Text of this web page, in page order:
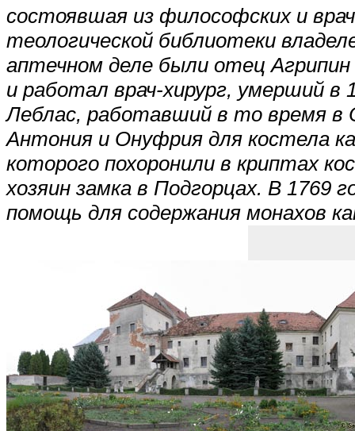
состоявшая из философских и
теологической библиотеки
аптечном деле были отец
и работал врач-хирург, умерший в
Леблас, работавший в то время в
Антония и Онуфрия для костела
которого похоронили в криптах
хозяин замка в Подгорцах. В 1769
помощь для содержания монахов